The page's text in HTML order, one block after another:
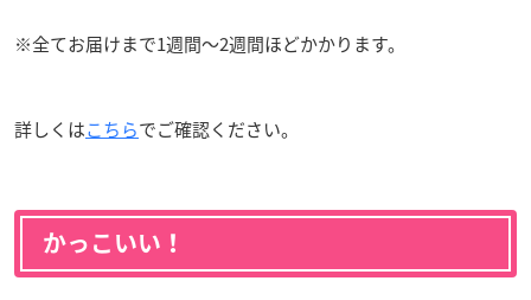
※全てお届けまで1週間～2週間ほどかかります。
詳しくはこちらでご確認ください。
かっこいい！